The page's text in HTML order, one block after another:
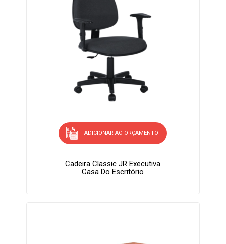
ADICIONAR AO ORÇAMENTO
Cadeira Classic JR Executiva
Casa Do Escritório